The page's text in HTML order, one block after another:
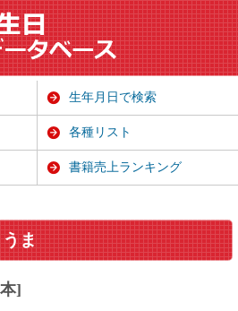
ま
]
生年月日で検索
各種リスト
書籍売上ランキング